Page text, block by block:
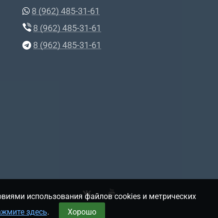
8 (962) 485-31-61
8 (962) 485-31-61
8 (962) 485-31-61
использования файлов cookies и метрических
здесь. Хорошо